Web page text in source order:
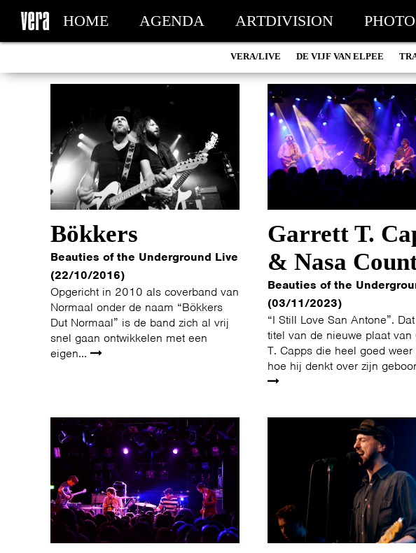
HOME AGENDA ARTDIVISION
VERA/LIVE DE VIJF VAN ELPEE
Bökkers
Beauties of the Underground Live
(22/10/2016)
Opgericht in 2010 als coverband van
Normaal onder de naam “Bökkers
Dut Normaal” is de band zich al vrij
snel gaan ontwikkelen met een
eigen...
Garrett T.
& Nasa
Beauties of the
(03/11/2023)
“I Still Love San Antone”.
titel van de nieuwe plaat van
T. Capps die heel goed weer
hoe hij denkt over zijn